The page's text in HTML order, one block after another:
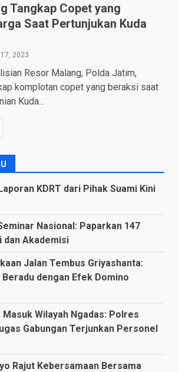
Tangkap Copet yang
Saat Pertunjukan Kuda
2023
Resor Malang, Polda Jatim,
komplotan copet yang beraksi saat
Kuda...
KDRT dari Pihak Suami Kini
Nasional: Paparkan 147
Akademisi
Jalan Tembus Griyashanta:
Beradu dengan Efek Domino
Masuk Wilayah Ngadas: Polres
Gabungan Terjunkan Personel
Rajut Kebersamaan Bersama